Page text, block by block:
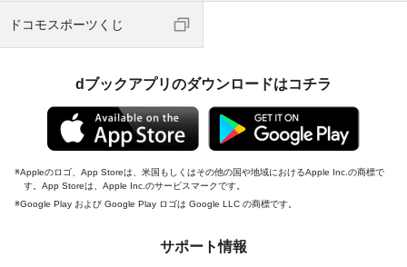
ドコモスポーツくじ
dブックアプリのダウンロードはコチラ
Appleのロゴ、App Storeは、米国もしくはその他の国や地域におけるApple Inc.の商標で
す。App Storeは、Apple Inc.のサービスマークです。
Google Play および Google Play ロゴは Google LLC の商標です。
サポート情報